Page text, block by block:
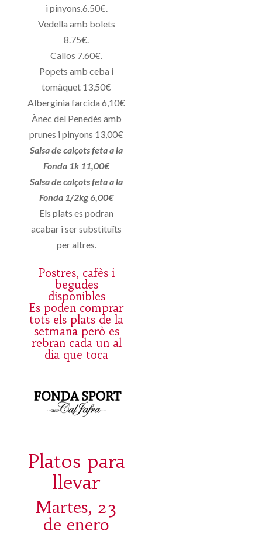
i pinyons.6.50€.
Vedella amb bolets
8.75€.
Callos 7.60€.
Popets amb ceba i
tomàquet 13,50€
Alberginia farcida 6,10€
Ànec del Penedès amb
prunes i pinyons 13,00€
Salsa de calçots feta a la
Fonda 1k 11,00€
Salsa de calçots feta a la
Fonda 1/2kg 6,00€
Els plats es podran
acabar i ser substituïts
per altres.
Postres, cafès i
begudes
disponibles
Es poden comprar
tots els plats de la
setmana però es
rebran cada un al
dia que toca
Platos para
llevar
Martes, 23
de enero